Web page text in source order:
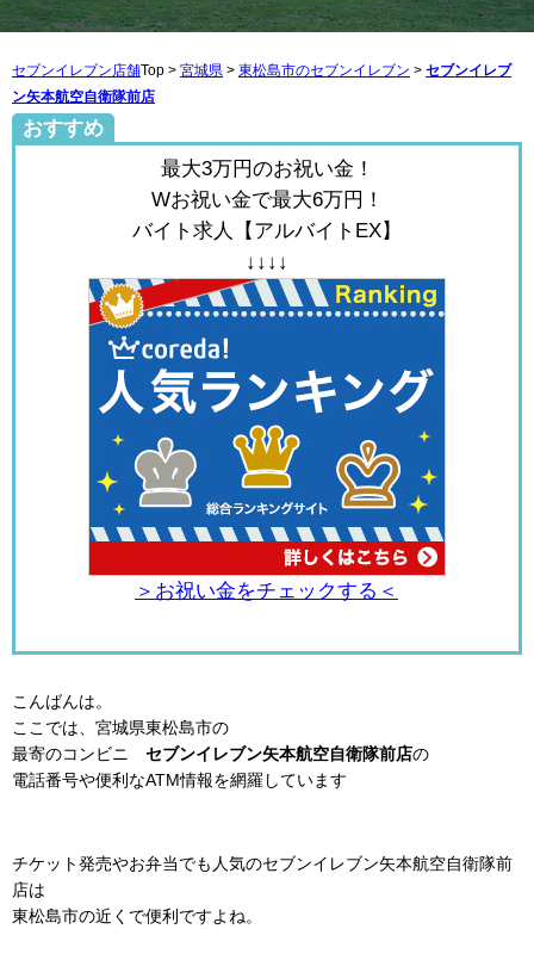
セブンイレブン店舗Top > 宮城県 > 東松島市のセブンイレブン > セブンイレブ
ン矢本航空自衛隊前店
おすすめ
最大3万円のお祝い金！
Wお祝い金で最大6万円！
バイト求人【アルバイトEX】
↓↓↓↓
＞お祝い金をチェックする＜
こんばんは。
ここでは、宮城県東松島市の
最寄のコンビニ セブンイレブン矢本航空自衛隊前店の
電話番号や便利なATM情報を網羅しています
チケット発売やお弁当でも人気のセブンイレブン矢本航空自衛隊前
店は
東松島市の近くで便利ですよね。